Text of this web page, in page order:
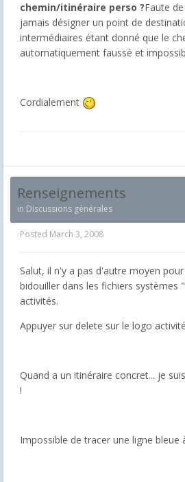
chemin/itinéraire perso ?Faute
jamais désigner un point de
intermédiaires étant donné que le
automatiquement faussé et
Cordialement
Renseignements
in Discussions générales
Posted March 3, 2008
Salut, il n'y a pas d'autre moyen
bidouiller dans les fichiers systèmes
activités.
Appuyer sur delete sur le logo
Quand a un itinéraire concret... je
!
Impossible de tracer une ligne bleue